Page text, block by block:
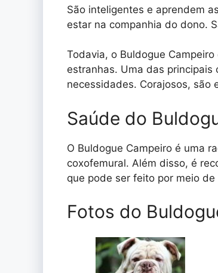
São inteligentes e aprendem
estar na companhia do dono.
Todavia, o Buldogue
estranhas. Uma das
necessidades. Corajosos, são
Saúde do
O Buldogue Campeiro é uma
coxofemural. Além disso, é
que pode ser feito por meio
Fotos do